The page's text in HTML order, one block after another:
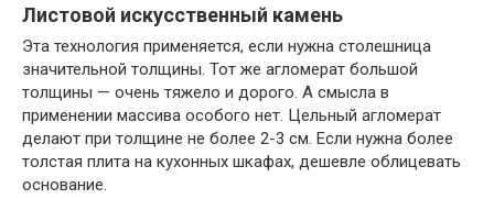
Листовой искусственный камень
Эта технология применяется, если нужна столешница
значительной толщины. Тот же агломерат большой
толщины — очень тяжело и дорого. А смысла в
применении массива особого нет. Цельный агломерат
делают при толщине не более 2-3 см. Если нужна более
толстая плита на кухонных шкафах, дешевле облицевать
основание.